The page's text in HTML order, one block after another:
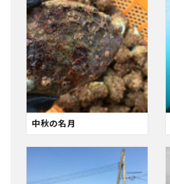
中秋の名月